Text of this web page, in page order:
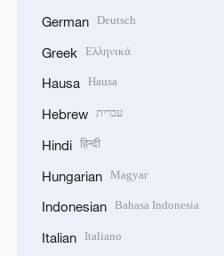
German Deutsch
Greek Ελληνικά
Hausa Hausa
Hebrew עברית
Hindi हिन्दी
Hungarian Magyar
Indonesian Bahasa Indonesia
Italian Italiano